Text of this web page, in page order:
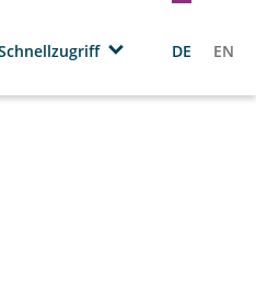
DE EN